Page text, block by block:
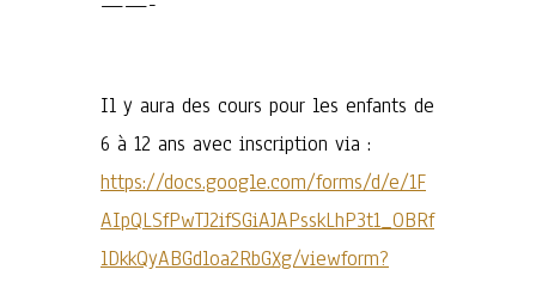
——-
Il y aura des cours pour les enfants de
6 à 12 ans avec inscription via :
https://docs.google.com/forms/d/e/1F
AIpQLSfPwTJ2ifSGiAJAPsskLhP3t1_OBRf
lDkkQyABGdloa2RbGXg/viewform?